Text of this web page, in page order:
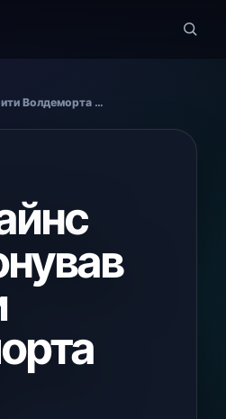
Рейф Файнс запропонував зробити Волдеморта жінкою